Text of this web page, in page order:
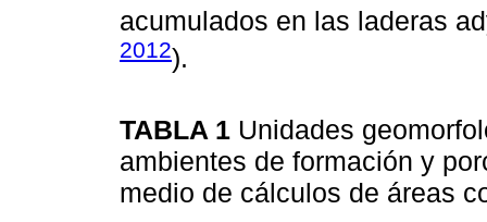
acumulados en las laderas
2012).
TABLA 1 Unidades
ambientes de formación y
medio de cálculos de áreas